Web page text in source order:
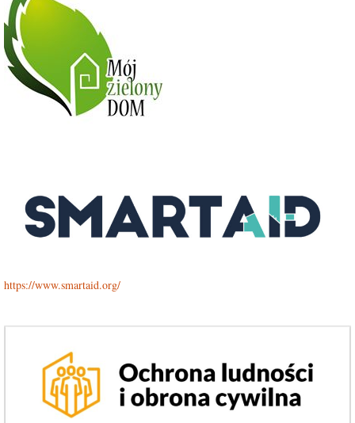
https://www.smartaid.org/